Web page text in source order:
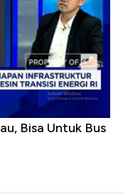
Bisa Untuk Bus